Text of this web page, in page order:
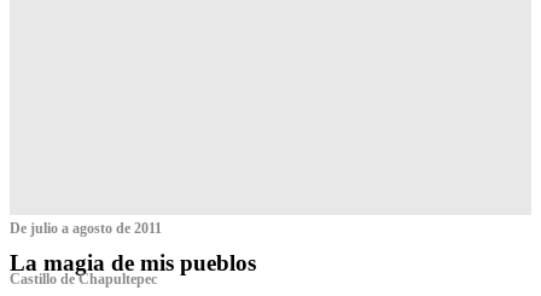
De julio a agosto de 2011
La magia de mis pueblos
Castillo de Chapultepec